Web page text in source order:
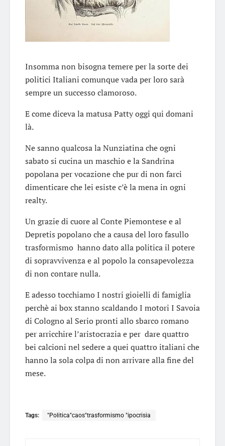
Insomma non bisogna temere per la sorte dei
politici Italiani comunque vada per loro sarà
sempre un successo clamoroso.
E come diceva la matusa Patty oggi qui domani
là.
Ne sanno qualcosa la Nunziatina che ogni
sabato si cucina un maschio e la Sandrina
popolana per vocazione che pur di non farci
dimenticare che lei esiste c’è la mena in ogni
realty.
Un grazie di cuore al Conte Piemontese e al
Depretis popolano che a causa del loro fasullo
trasformismo hanno dato alla politica il potere
di sopravvivenza e al popolo la consapevolezza
di non contare nulla.
E adesso tocchiamo I nostri gioielli di famiglia
perchè ai box stanno scaldando I motori I Savoia
di Cologno al Serio pronti allo sbarco romano
per arricchire l’aristocrazia e per dare quattro
bei calcioni nel sedere a quei quattro italiani che
hanno la sola colpa di non arrivare alla fine del
mese.
Tags: "Politica"caos"trasformismo "ipocrisia